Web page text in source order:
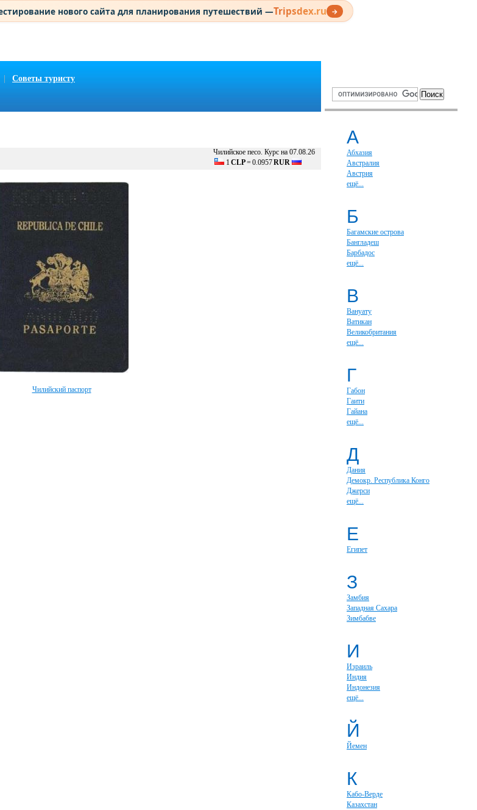
нового сайта для планирования путешествий —Tripsdex.ru →
Советы туристу
Чилийское песо. Курс на 07.08.26
1 CLP=0.0957RUR
Чилийский паспорт
А
Абхазия
Австралия
Австрия
ещё...
Б
Багамские острова
Бангладеш
Барбадос
ещё...
В
Вануату
Ватикан
Великобритания
ещё...
Г
Габон
Гаити
Гайана
ещё...
Д
Дания
Демокр. Республика Конго
Джерси
ещё...
Е
Египет
З
Замбия
Западная Сахара
Зимбабве
И
Израиль
Индия
Индонезия
ещё...
Й
Йемен
К
Кабо-Верде
Казахстан